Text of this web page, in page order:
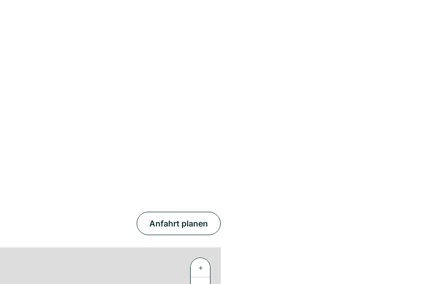
Anfahrt planen
+